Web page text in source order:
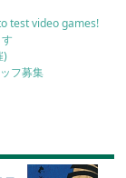
test video games!
)
フ募集